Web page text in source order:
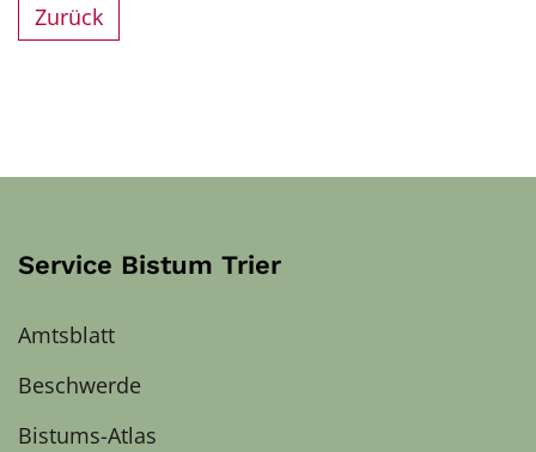
Zurück
Service Bistum Trier
Amtsblatt
Beschwerde
Bistums-Atlas